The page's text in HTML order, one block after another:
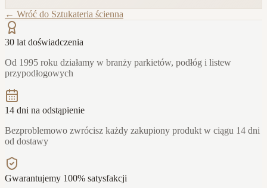
← Wróć do Sztukateria ścienna
30 lat doświadczenia
Od 1995 roku działamy w branży parkietów, podłóg i listew
przypodłogowych
14 dni na odstąpienie
Bezproblemowo zwrócisz każdy zakupiony produkt w ciągu 14 dni
od dostawy
Gwarantujemy 100% satysfakcji